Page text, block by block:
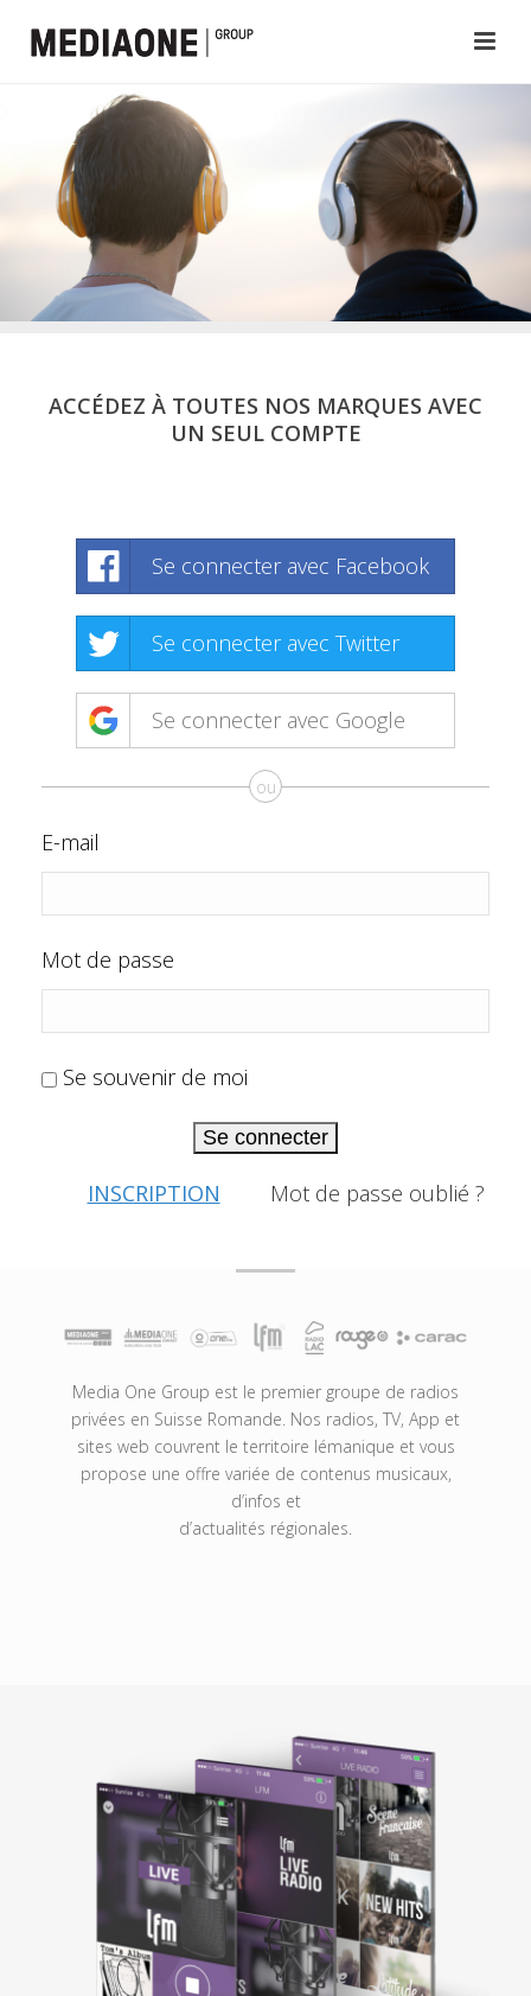
ACCÉDEZ À TOUTES NOS MARQUES AVEC
UN SEUL COMPTE
Se connecter avec Facebook
Se connecter avec Twitter
Se connecter avec Google
ou
E-mail
Mot de passe
Se souvenir de moi
Se connecter
INSCRIPTION Mot de passe oublié ?
Media One Group est le premier groupe de radios
privées en Suisse Romande. Nos radios, TV, App et
sites web couvrent le territoire lémanique et vous
propose une offre variée de contenus musicaux,
d’infos et
d’actualités régionales.